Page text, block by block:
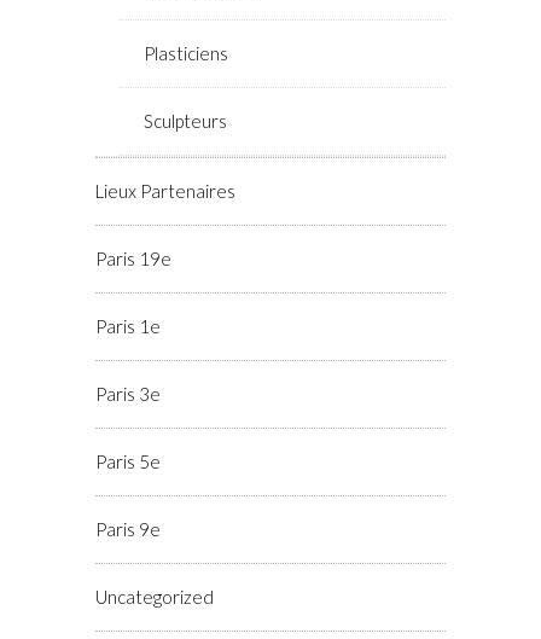
Plasticiens
Sculpteurs
Lieux Partenaires
Paris 19e
Paris 1e
Paris 3e
Paris 5e
Paris 9e
Uncategorized